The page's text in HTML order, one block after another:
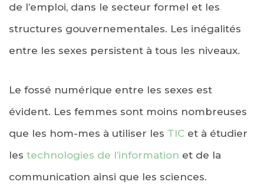
de l’emploi, dans le secteur formel et les
structures gouvernementales. Les inégalités
entre les sexes persistent à tous les niveaux.
Le fossé numérique entre les sexes est
évident. Les femmes sont moins nombreuses
que les hom-mes à utiliser les TIC et à étudier
les technologies de l’information et de la
communication ainsi que les sciences.